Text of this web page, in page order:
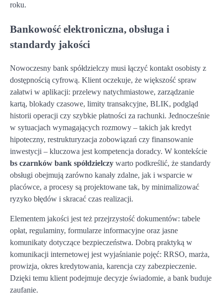
roku.
Bankowość elektroniczna, obsługa i
standardy jakości
Nowoczesny bank spółdzielczy musi łączyć kontakt osobisty z
dostępnością cyfrową. Klient oczekuje, że większość spraw
załatwi w aplikacji: przelewy natychmiastowe, zarządzanie
kartą, blokady czasowe, limity transakcyjne, BLIK, podgląd
historii operacji czy szybkie płatności za rachunki. Jednocześnie
w sytuacjach wymagających rozmowy – takich jak kredyt
hipoteczny, restrukturyzacja zobowiązań czy finansowanie
inwestycji – kluczowa jest kompetencja doradcy. W kontekście
bs czarnków bank spółdzielczy warto podkreślić, że standardy
obsługi obejmują zarówno kanały zdalne, jak i wsparcie w
placówce, a procesy są projektowane tak, by minimalizować
ryzyko błędów i skracać czas realizacji.
Elementem jakości jest też przejrzystość dokumentów: tabele
opłat, regulaminy, formularze informacyjne oraz jasne
komunikaty dotyczące bezpieczeństwa. Dobrą praktyką w
komunikacji internetowej jest wyjaśnianie pojęć: RRSO, marża,
prowizja, okres kredytowania, karencja czy zabezpieczenie.
Dzięki temu klient podejmuje decyzje świadomie, a bank buduje
zaufanie.